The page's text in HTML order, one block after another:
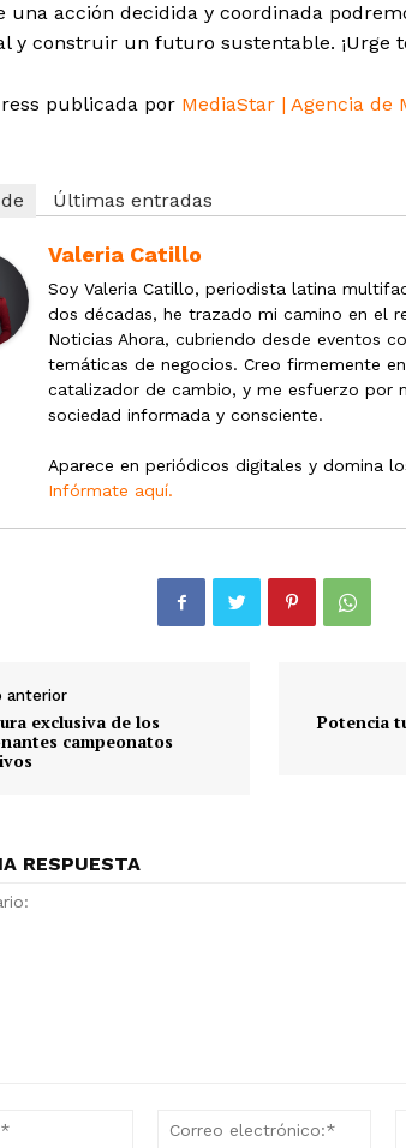
una acción decidida y coordinada
y construir un futuro sustentable. ¡Urge
publicada por MediaStar | Agencia de
Últimas entradas
Valeria Catillo
Soy Valeria Catillo, periodista latina
dos décadas, he trazado mi camino en el
Noticias Ahora, cubriendo desde eventos
temáticas de negocios. Creo firmemente
catalizador de cambio, y me esfuerzo por
sociedad informada y consciente.
Aparece en periódicos digitales y domina
Infórmate aquí.
anterior
exclusiva de los
campeonatos
Potencia
RESPUESTA
Nombre:*